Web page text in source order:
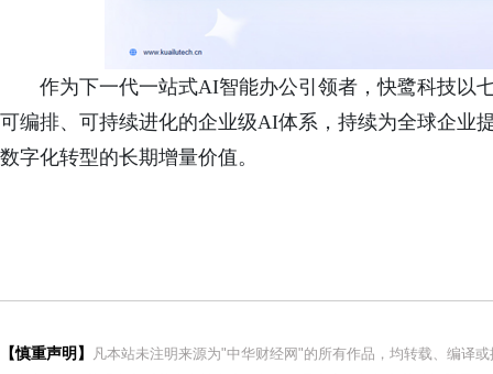
作为下一代一站式AI智能办公引领者，快鹭科技以
可编排、可持续进化的企业级AI体系，持续为全球企业
数字化转型的长期增量价值。
【慎重声明】
凡本站未注明来源为"中华财经网"的所有作品，均转载、编译